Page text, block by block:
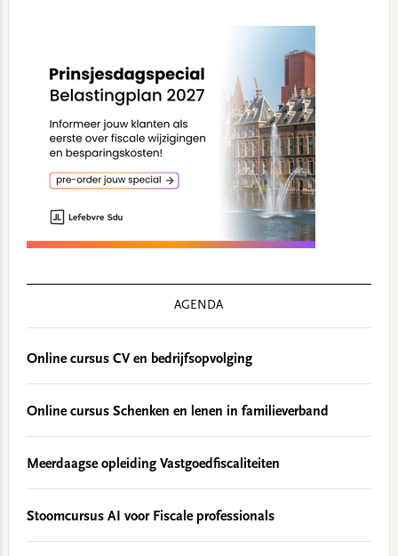
AGENDA
Online cursus CV en bedrijfsopvolging
Online cursus Schenken en lenen in familieverband
Meerdaagse opleiding Vastgoedfiscaliteiten
Stoomcursus AI voor Fiscale professionals